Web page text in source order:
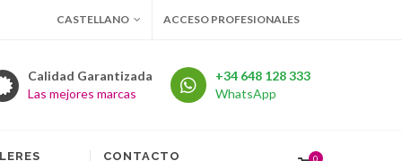
CASTELLANO ACCESO PROFESIONALES
Calidad Garantizada
Las mejores marcas
+34 648 128 333
WhatsApp
CONTACTO 0